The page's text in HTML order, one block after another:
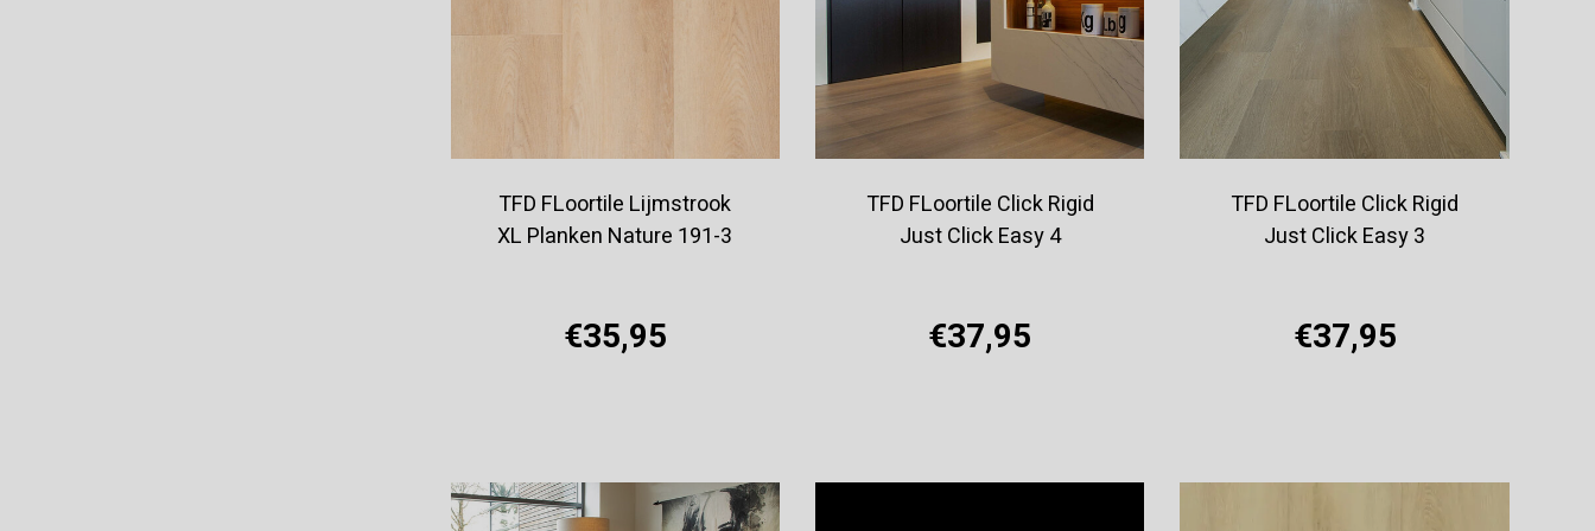
TFD FLoortile Lijmstrook
XL Planken Nature 191-3
€35,95
TFD FLoortile Click Rigid
Just Click Easy 4
€37,95
TFD FLoortile Click Rigid
Just Click Easy 3
€37,95